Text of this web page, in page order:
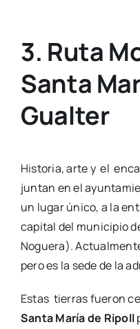
3. Ruta
Santa
Gualter
Historia, arte y el
juntan en el
un lugar único, a la
capital del municipio
Noguera).
pero es la sede de la
Estas tierras fueron
Santa María de Ripoll